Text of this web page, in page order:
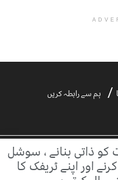
ہم سے رابطہ کریں
کو ذاتی بنانے ، سوشل
اور اپنے ٹریفک کا